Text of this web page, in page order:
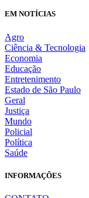
EM NOTÍCIAS
Agro
Ciência & Tecnologia
Economia
Educação
Entretenimento
Estado de São Paulo
Geral
Justiça
Mundo
Policial
Política
Saúde
INFORMAÇÕES